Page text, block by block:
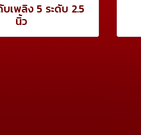
เพลิง 5 ระดับ 2.5
นิ้ว